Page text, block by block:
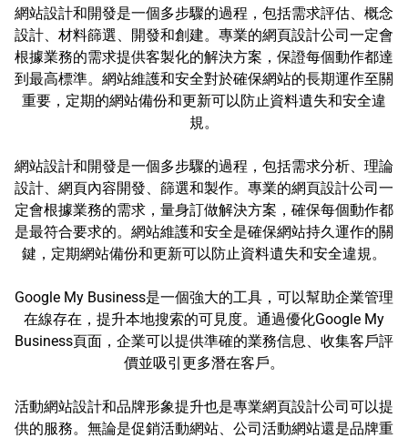
網站設計和開發是一個多步驟的過程，包括需求評估、概念
設計、材料篩選、開發和創建。專業的網頁設計公司一定會
根據業務的需求提供客製化的解決方案，保證每個動作都達
到最高標準。網站維護和安全對於確保網站的長期運作至關
重要，定期的網站備份和更新可以防止資料遺失和安全違
規。
網站設計和開發是一個多步驟的過程，包括需求分析、理論
設計、網頁內容開發、篩選和製作。專業的網頁設計公司一
定會根據業務的需求，量身訂做解決方案，確保每個動作都
是最符合要求的。網站維護和安全是確保網站持久運作的關
鍵，定期網站備份和更新可以防止資料遺失和安全違規。
Google My Business是一個強大的工具，可以幫助企業管理
在線存在，提升本地搜索的可見度。通過優化Google My
Business頁面，企業可以提供準確的業務信息、收集客戶評
價並吸引更多潛在客戶。
活動網站設計和品牌形象提升也是專業網頁設計公司可以提
供的服務。無論是促銷活動網站、公司活動網站還是品牌重